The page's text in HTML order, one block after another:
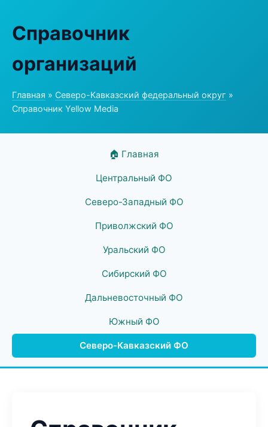
Справочник
организаций
Главная » Северо-Кавказский федеральный округ »
Справочник Yellow Media
🏠 Главная
Центральный ФО
Северо-Западный ФО
Приволжский ФО
Уральский ФО
Сибирский ФО
Дальневосточный ФО
Южный ФО
Северо-Кавказский ФО